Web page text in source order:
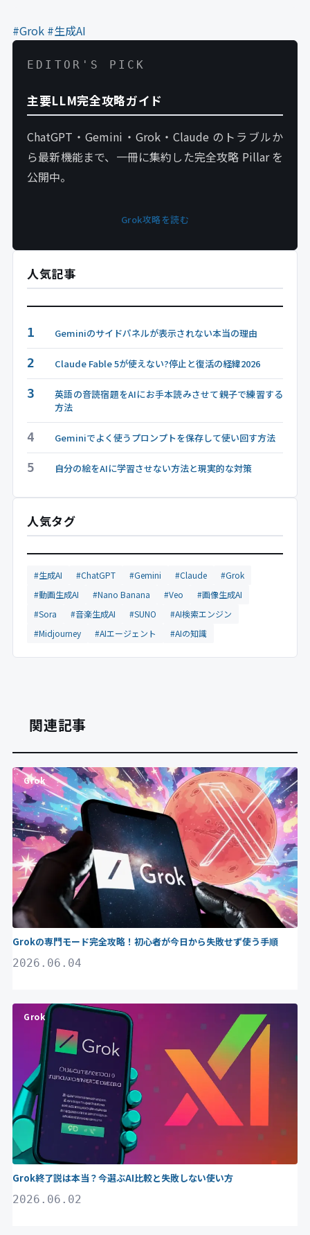
#Grok #生成AI
EDITOR'S PICK
主要LLM完全攻略ガイド
ChatGPT・Gemini・Grok・Claude のトラブルか
ら最新機能まで、一冊に集約した完全攻略 Pillar を
公開中。
Grok攻略を読む
人気記事
1 Geminiのサイドパネルが表示されない本当の理由
2 Claude Fable 5が使えない?停止と復活の経緯2026
3
英語の音読宿題をAIにお手本読みさせて親子で練習する
方法
4 Geminiでよく使うプロンプトを保存して使い回す方法
5 自分の絵をAIに学習させない方法と現実的な対策
人気タグ
#生成AI #ChatGPT #Gemini #Claude
#Grok
#動画生成AI
#Nano Banana #Veo
#画像生成AI
#Sora
#音楽生成AI #SUNO
#AI検索エンジン
#Midjourney
#AIエージェント #AIの知識
関連記事
Grok
Grokの専門モード完全攻略！初心者が今日から失敗せず使う手順
2026.06.04
Grok
Grok終了説は本当？今選ぶAI比較と失敗しない使い方
2026.06.02